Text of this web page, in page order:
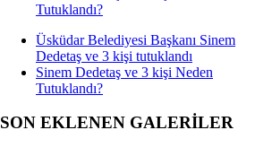
Tutuklandı?
Üsküdar Belediyesi Başkanı Sinem
Dedetaş ve 3 kişi tutuklandı
Sinem Dedetaş ve 3 kişi Neden
Tutuklandı?
SON EKLENEN GALERİLER